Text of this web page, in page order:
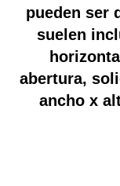
pueden ser
suelen
abertura,
ancho x